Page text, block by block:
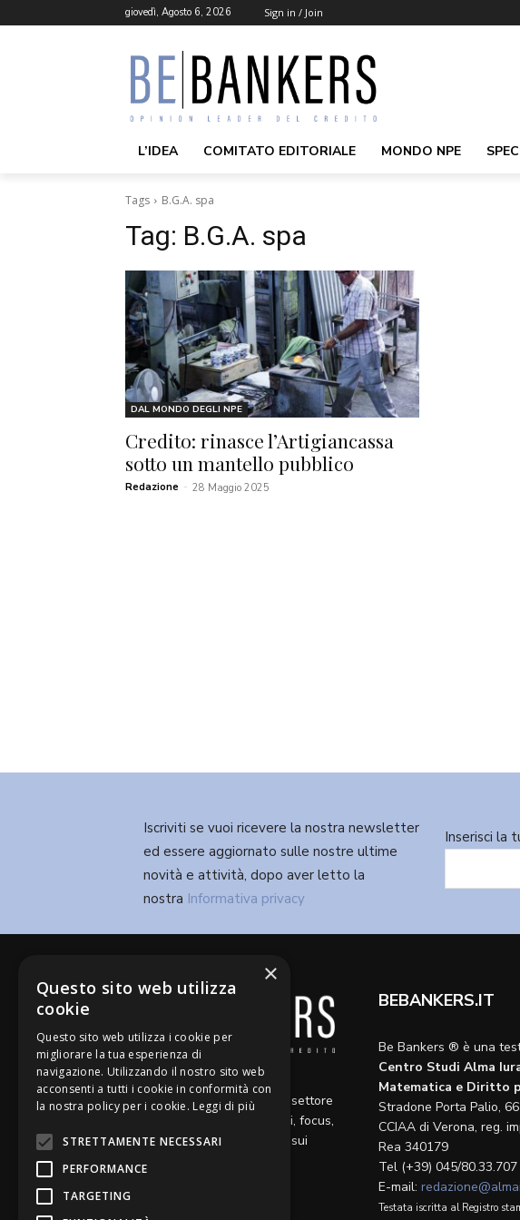
giovedì, Agosto 6, 2026 Sign in / Join
L’IDEA COMITATO EDITORIALE MONDO NPE
Tags B.G.A. spa
Tag: B.G.A. spa
DAL MONDO DEGLI NPE
Credito: rinasce l’Artigiancassa
sotto un mantello pubblico
Redazione - 28 Maggio 2025
Iscriviti se vuoi ricevere la nostra newsletter
ed essere aggiornato sulle nostre ultime
novità e attività, dopo aver letto la
nostra Informativa privacy
Inserisci la
Diamo voce a riflessioni,
aggiornamenti e opinioni sul settore
del credito, ospitando articoli, focus,
approfondimenti e interviste sui
BEBANKERS.IT
Be Bankers ® è una
Centro Studi Alma
Matematica e Diritto
Stradone Porta Palio,
CCIAA di Verona, reg.
Rea 340179
Tel (+39) 045/
E-mail:
Testata iscritta al Registro
×
Questo sito web utilizza
cookie
Questo sito web utilizza i cookie per
migliorare la tua esperienza di
navigazione. Utilizzando il nostro sito web
acconsenti a tutti i cookie in conformità con
la nostra policy per i cookie. Leggi di più
STRETTAMENTE NECESSARI
PERFORMANCE
TARGETING